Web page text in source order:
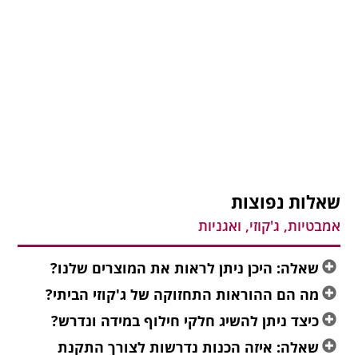
שאלות נפוצות
אמבטיות, ג'קוזי, ואגניות
שאלה: היכן ניתן לראות את המוצרים שלנו?
מה הם ההוראות התחזוקה של ג'קוזי הביתי?
כיצד ניתן להשיג חלקי חילוף במידה ונדרש?
שאלה: איזה הכנות נדרשות לצורך התקנת